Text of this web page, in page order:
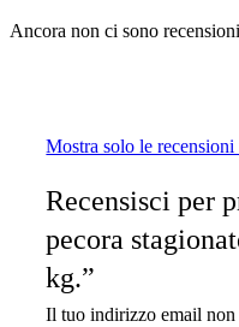
Ancora non ci sono
Mostra solo le
Recensisci per
pecora
kg.”
Il tuo indirizzo email non